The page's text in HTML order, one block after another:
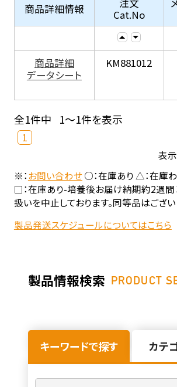
商品詳細情報
注文
Cat.No
商品詳細
データシート
KM881012
全1件中 1～1件を表示
1
表
※：お問い合わせ○：在庫あり △：在庫
□：在庫あり-培養後お届け納期約2週間
扱いを中止しております。同等品はござい
製品発送スケジュールについてはこちら
製品情報検索 PRODUCT
キーワードで探す カテ